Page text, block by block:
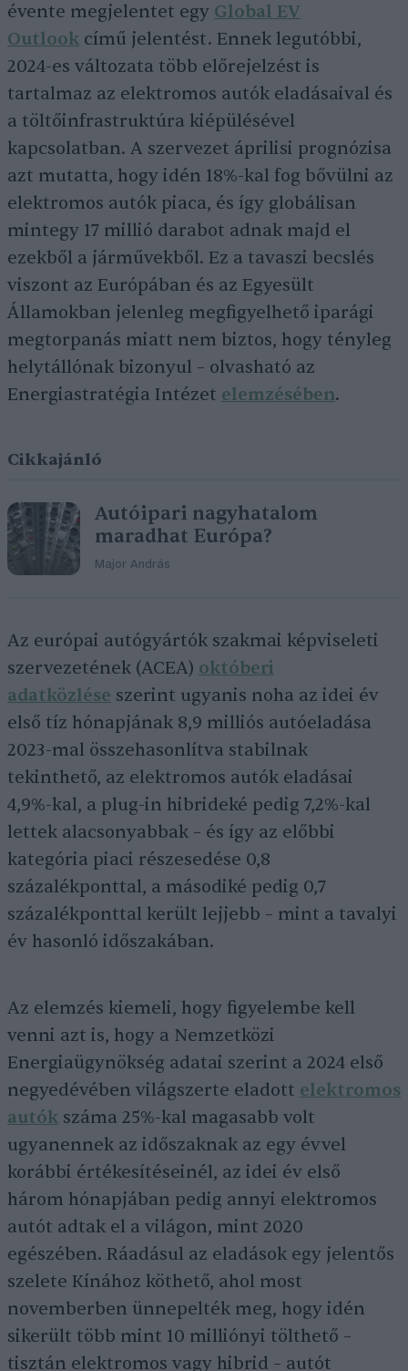
évente megjelentet egy Global EV
Outlook című jelentést. Ennek legutóbbi,
2024-es változata több előrejelzést is
tartalmaz az elektromos autók eladásaival és
a töltőinfrastruktúra kiépülésével
kapcsolatban. A szervezet áprilisi prognózisa
azt mutatta, hogy idén 18%-kal fog bővülni az
elektromos autók piaca, és így globálisan
mintegy 17 millió darabot adnak majd el
ezekből a járművekből. Ez a tavaszi becslés
viszont az Európában és az Egyesült
Államokban jelenleg megfigyelhető iparági
megtorpanás miatt nem biztos, hogy tényleg
helytállónak bizonyul – olvasható az
Energiastratégia Intézet elemzésében.
Cikkajánló
Autóipari nagyhatalom
maradhat Európa?
Major András
Az európai autógyártók szakmai képviseleti
szervezetének (ACEA) októberi
adatközlése szerint ugyanis noha az idei év
első tíz hónapjának 8,9 milliós autóeladása
2023-mal összehasonlítva stabilnak
tekinthető, az elektromos autók eladásai
4,9%-kal, a plug-in hibrideké pedig 7,2%-kal
lettek alacsonyabbak – és így az előbbi
kategória piaci részesedése 0,8
százalékponttal, a másodiké pedig 0,7
százalékponttal került lejjebb – mint a tavalyi
év hasonló időszakában.
Az elemzés kiemeli, hogy figyelembe kell
venni azt is, hogy a Nemzetközi
Energiaügynökség adatai szerint a 2024 első
negyedévében világszerte eladott elektromos
autók száma 25%-kal magasabb volt
ugyanennek az időszaknak az egy évvel
korábbi értékesítéseinél, az idei év első
három hónapjában pedig annyi elektromos
autót adtak el a világon, mint 2020
egészében. Ráadásul az eladások egy jelentős
szelete Kínához köthető, ahol most
novemberben ünnepelték meg, hogy idén
sikerült több mint 10 milliónyi tölthető –
tisztán elektromos vagy hibrid – autót